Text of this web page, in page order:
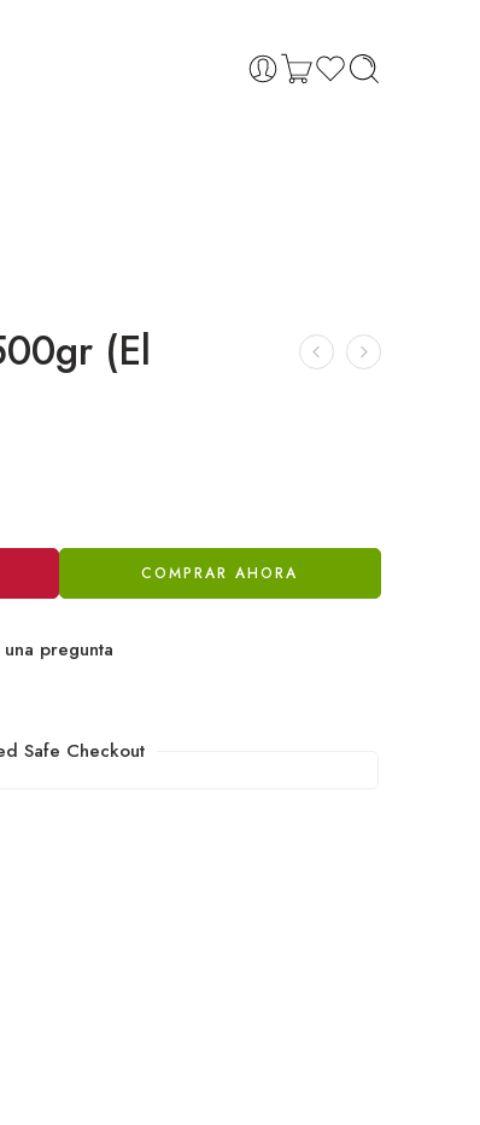
(El
COMPRAR AHORA
pregunta
Safe Checkout